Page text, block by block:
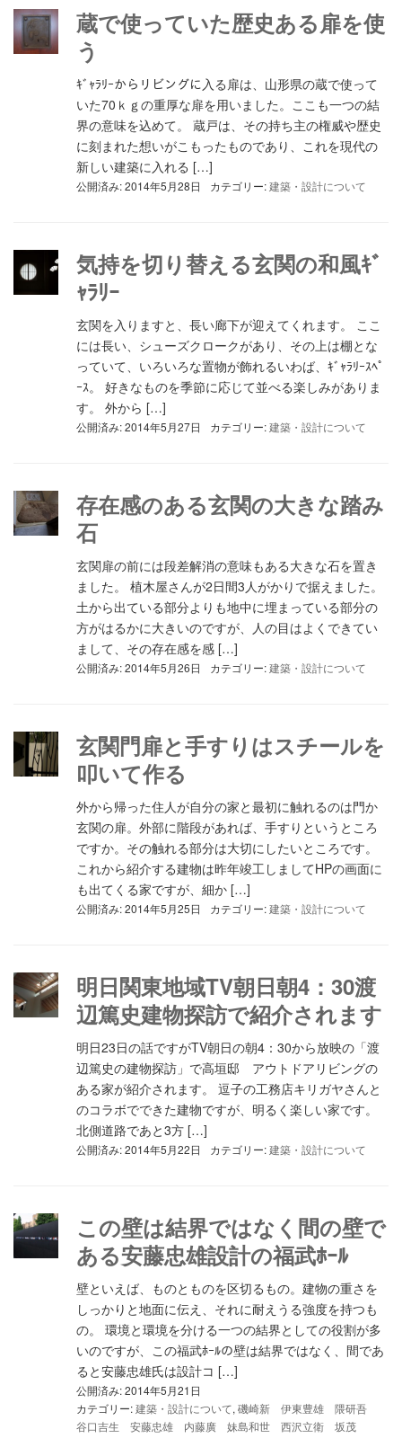
蔵で使っていた歴史ある扉を使
う
ｷﾞｬﾗﾘｰからリビングに入る扉は、山形県の蔵で使って
いた70ｋｇの重厚な扉を用いました。ここも一つの結
界の意味を込めて。 蔵戸は、その持ち主の権威や歴史
に刻まれた想いがこもったものであり、これを現代の
新しい建築に入れる […]
公開済み: 2014年5月28日 カテゴリー:建築・設計について
気持を切り替える玄関の和風ｷﾞ
ｬﾗﾘｰ
玄関を入りますと、長い廊下が迎えてくれます。 ここ
には長い、シューズクロークがあり、その上は棚とな
っていて、いろいろな置物が飾れるいわば、ｷﾞｬﾗﾘｰｽﾍﾟ
ｰｽ。 好きなものを季節に応じて並べる楽しみがありま
す。 外から […]
公開済み: 2014年5月27日 カテゴリー:建築・設計について
存在感のある玄関の大きな踏み
石
玄関扉の前には段差解消の意味もある大きな石を置き
ました。 植木屋さんが2日間3人がかりで据えました。
土から出ている部分よりも地中に埋まっている部分の
方がはるかに大きいのですが、人の目はよくできてい
まして、その存在感を感 […]
公開済み: 2014年5月26日 カテゴリー:建築・設計について
玄関門扉と手すりはスチールを
叩いて作る
外から帰った住人が自分の家と最初に触れるのは門か
玄関の扉。外部に階段があれば、手すりというところ
ですか。その触れる部分は大切にしたいところです。
これから紹介する建物は昨年竣工しましてHPの画面に
も出てくる家ですが、細か […]
公開済み: 2014年5月25日 カテゴリー:建築・設計について
明日関東地域TV朝日朝4：30渡
辺篤史建物探訪で紹介されます
明日23日の話ですがTV朝日の朝4：30から放映の「渡
辺篤史の建物探訪」で高垣邸 アウトドアリビングの
ある家が紹介されます。 逗子の工務店キリガヤさんと
のコラボでできた建物ですが、明るく楽しい家です。
北側道路であと3方 […]
公開済み: 2014年5月22日 カテゴリー:建築・設計について
この壁は結界ではなく間の壁で
ある安藤忠雄設計の福武ﾎｰﾙ
壁といえば、ものとものを区切るもの。建物の重さを
しっかりと地面に伝え、それに耐えうる強度を持つも
の。 環境と環境を分ける一つの結界としての役割が多
いのですが、この福武ﾎｰﾙの壁は結界ではなく、間であ
ると安藤忠雄氏は設計コ […]
公開済み: 2014年5月21日
カテゴリー:建築・設計について, 磯崎新 伊東豊雄 隈研吾
谷口吉生 安藤忠雄 内藤廣 妹島和世 西沢立衛 坂茂